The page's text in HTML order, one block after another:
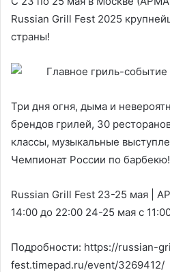
Russian Grill Fest 2025
страны!
Три дня огня, дыма и
брендов грилей, 30
классы, музыкальные
Чемпионат России по
Russian Grill Fest 23-25 мая |
14:00 до 22:00 24-25 мая с
Подробности: https://russian-
fest.timepad.ru/event/3269412/